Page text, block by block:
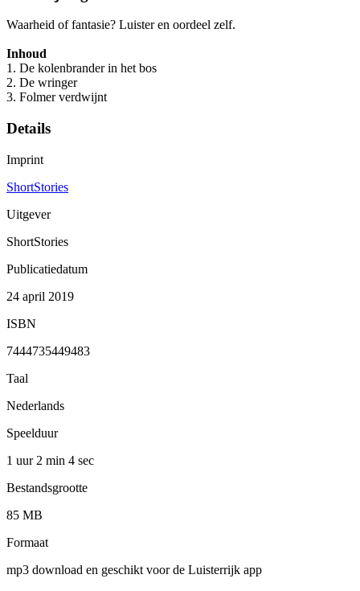
Waarheid of fantasie? Luister en oordeel zelf.
Inhoud
1. De kolenbrander in het bos
2. De wringer
3. Folmer verdwijnt
Details
Imprint
ShortStories
Uitgever
ShortStories
Publicatiedatum
24 april 2019
ISBN
7444735449483
Taal
Nederlands
Speelduur
1 uur 2 min 4 sec
Bestandsgrootte
85 MB
Formaat
mp3 download en geschikt voor de Luisterrijk app